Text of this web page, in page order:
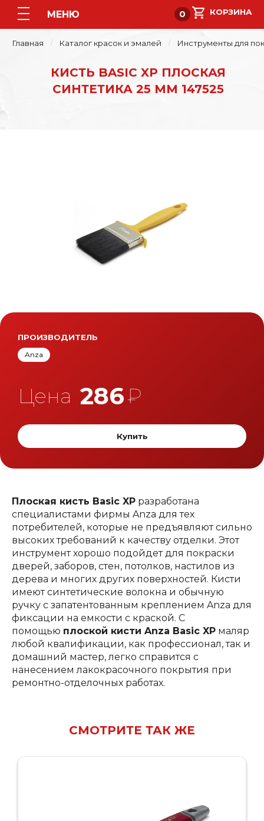
МЕНЮ 0
Главная Каталог красок и эмалей Инструменты для
КИСТЬ BASIC XP ПЛОСКАЯ
СИНТЕТИКА 25 ММ 147525
ПРОИЗВОДИТЕЛЬ
Anza
Цена 286₽
Купить
Плоская кисть Basic XP разработана
специалистами фирмы Anza для тех
потребителей, которые не предъявляют сильно
высоких требований к качеству отделки. Этот
инструмент хорошо подойдет для покраски
дверей, заборов, стен, потолков, настилов из
дерева и многих других поверхностей. Кисти
имеют синтетические волокна и обычную
ручку с запатентованным креплением Anza для
фиксации на емкости с краской. С
помощью плоской кисти Anza Basic XP маляр
любой квалификации, как профессионал, так и
домашний мастер, легко справится с
нанесением лакокрасочного покрытия при
ремонтно-отделочных работах.
СМОТРИТЕ ТАК ЖЕ